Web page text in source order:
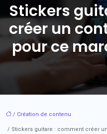
Stickers
créer un
pour ce
/ Création de contenu
/ Stickers guitare : comment créer